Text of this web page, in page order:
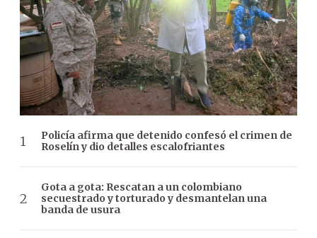
Policía afirma que detenido confesó el crimen de
Roselín y dio detalles escalofriantes
Gota a gota: Rescatan a un colombiano
secuestrado y torturado y desmantelan una
banda de usura